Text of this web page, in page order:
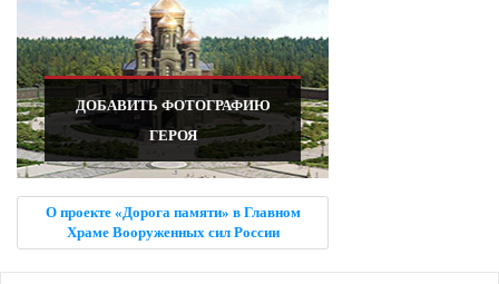
ДОБАВИТЬ ФОТОГРАФИЮ
ГЕРОЯ
О проекте «Дорога памяти» в Главном
Храме Вооруженных сил России